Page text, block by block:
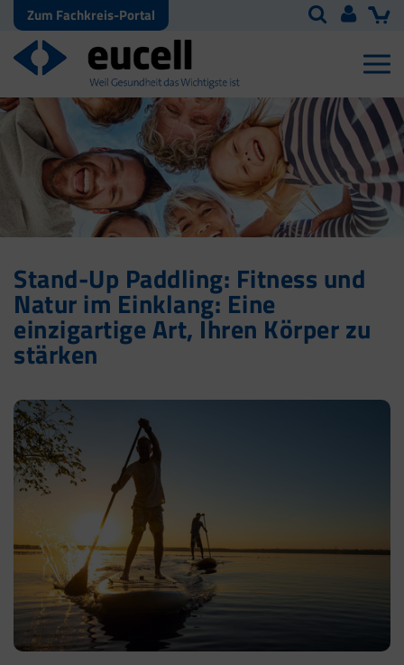
Zum Fachkreis-Portal
Stand-Up Paddling: Fitness und
Natur im Einklang: Eine
einzigartige Art, Ihren Körper zu
stärken